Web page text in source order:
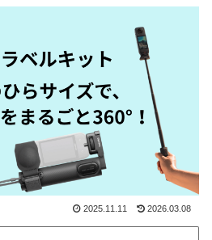
2025.11.11 2026.03.08